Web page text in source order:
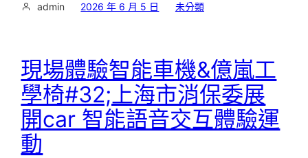
admin 2026 年 6 月 5 日 未分類
現場體驗智能車機&億嵐工
學椅#32;上海市消保委展
開car 智能語音交互體驗運
動